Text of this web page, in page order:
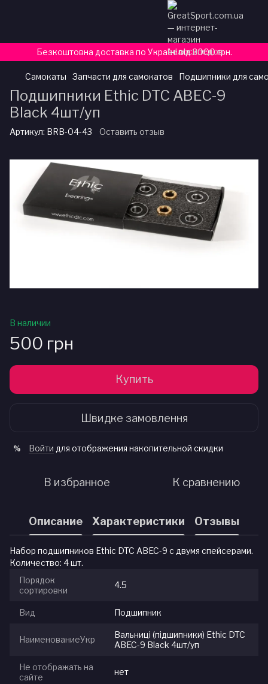
Безкоштовна доставка по Україні від 3000 грн.
Самокаты Запчасти для самокатов Подшипники для
Подшипники Ethic DTC ABEC-9
Black 4шт/уп
Артикул: BRB-04-43 Оставить отзыв
В наличии
500 грн
Купить
Швидке замовлення
% Войти для отображения накопительной скидки
В избранное К сравнению
Описание Характеристики Отзывы
Набор подшипников Ethic DTC ABEC-9 с двумя спейсерами.
Количество: 4 шт.
Порядок
сортировки
4.5
Вид Подшипник
НаименованиеУкр
Вальниці (підшипники) Ethic DTC
ABEC-9 Black 4шт/уп
Не отображать на
сайте
нет